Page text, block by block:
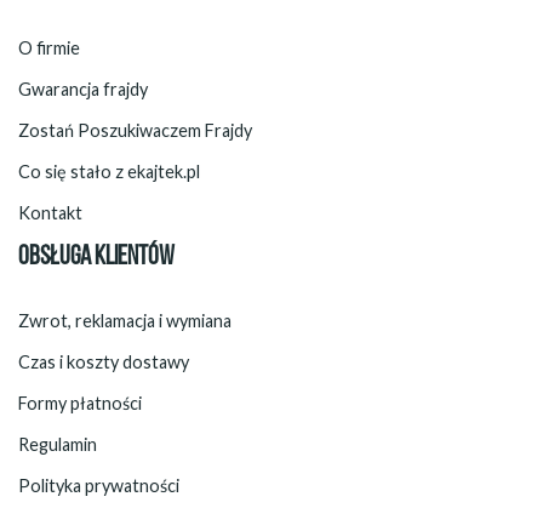
O firmie
Gwarancja frajdy
Zostań Poszukiwaczem Frajdy
Co się stało z ekajtek.pl
Kontakt
OBSŁUGA KLIENTÓW
Zwrot, reklamacja i wymiana
Czas i koszty dostawy
Formy płatności
Regulamin
Polityka prywatności